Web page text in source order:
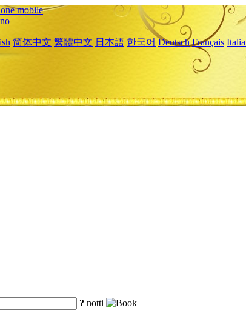
mobile
简体中文 繁體中文 日本語 한국어 Deutsch Français
? notti